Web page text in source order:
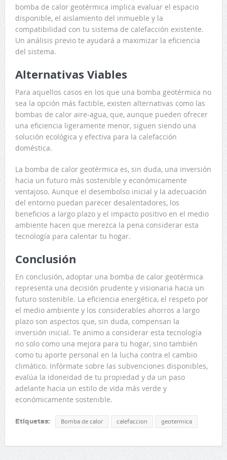
bomba de calor geotérmica implica evaluar el espacio
disponible, el aislamiento del inmueble y la
compatibilidad con tu sistema de calefacción existente.
Un análisis previo te ayudará a maximizar la eficiencia
del sistema.
Alternativas Viables
Para aquellos casos en los que una bomba geotérmica no
sea la opción más factible, existen alternativas como las
bombas de calor aire-agua, que, aunque pueden ofrecer
una eficiencia ligeramente menor, siguen siendo una
solución ecológica y efectiva para la calefacción
doméstica.
La bomba de calor geotérmica es, sin duda, una inversión
hacia un futuro más sostenible y económicamente
ventajoso. Aunque el desembolso inicial y la adecuación
del entorno puedan parecer desalentadores, los
beneficios a largo plazo y el impacto positivo en el medio
ambiente hacen que merezca la pena considerar esta
tecnología para calentar tu hogar.
Conclusión
En conclusión, adoptar una bomba de calor geotérmica
representa una decisión prudente y visionaria hacia un
futuro sostenible. La eficiencia energética, el respeto por
el medio ambiente y los considerables ahorros a largo
plazo son aspectos que, sin duda, compensan la
inversión inicial. Te animo a considerar esta tecnología
no solo como una mejora para tu hogar, sino también
como tu aporte personal en la lucha contra el cambio
climático. Infórmate sobre las subvenciones disponibles,
evalúa la idoneidad de tu propiedad y da un paso
adelante hacia un estilo de vida más verde y
económicamente sostenible.
Etiquetas: Bomba de calor calefaccion geotermica